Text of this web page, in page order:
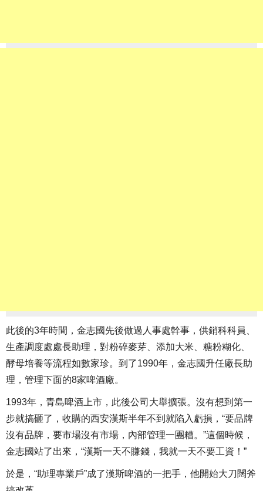
此後的3年時間，金志國先後做過人事處幹事，供銷科科員、
生產調度處處長助理，對粉碎麥芽、添加大米、糖粉糊化、
酵母培養等流程如數家珍。到了1990年，金志國升任廠長助
理，管理下面的8家啤酒廠。
1993年，青島啤酒上市，此後公司大舉擴張。沒有想到第一
步就搞砸了，收購的西安漢斯半年不到就陷入虧損，“要品牌
沒有品牌，要市場沒有市場，內部管理一團糟。”這個時候，
金志國站了出來，“漢斯一天不賺錢，我就一天不要工資！”
於是，“助理專業戶”成了漢斯啤酒的一把手，他開始大刀闊斧